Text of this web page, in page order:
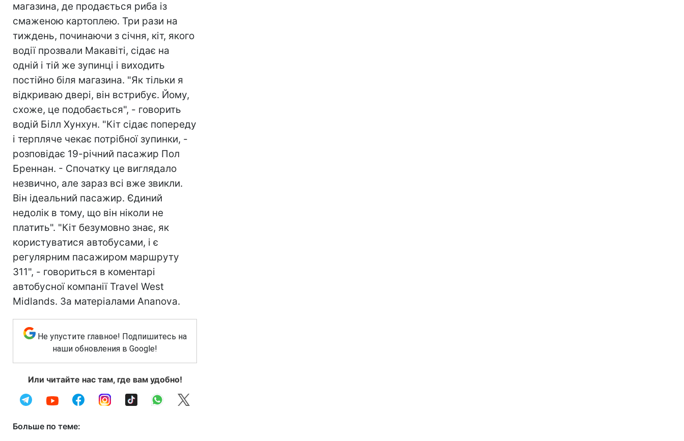
магазина, де продається риба із
смаженою картоплею. Три рази на
тиждень, починаючи з січня, кіт, якого
водії прозвали Макавіті, сідає на
одній і тій же зупинці і виходить
постійно біля магазина. "Як тільки я
відкриваю двері, він встрибує. Йому,
схоже, це подобається", - говорить
водій Білл Хунхун. "Кіт сідає попереду
і терпляче чекає потрібної зупинки, -
розповідає 19-річний пасажир Пол
Бреннан. - Спочатку це виглядало
незвично, але зараз всі вже звикли.
Він ідеальний пасажир. Єдиний
недолік в тому, що він ніколи не
платить". "Кіт безумовно знає, як
користуватися автобусами, і є
регулярним пасажиром маршруту
311", - говориться в коментарі
автобусної компанії Travel West
Midlands. За матеріалами Ananova.
Не упустите главное! Подпишитесь на
наши обновления в Google!
Или читайте нас там, где вам удобно!
Больше по теме: